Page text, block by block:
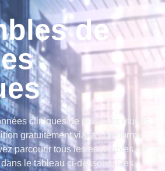
de
cliniques de plusieurs études
gratuitement via la plateforme
parcourir tous les ensembles de
le tableau ci-dessous. Des